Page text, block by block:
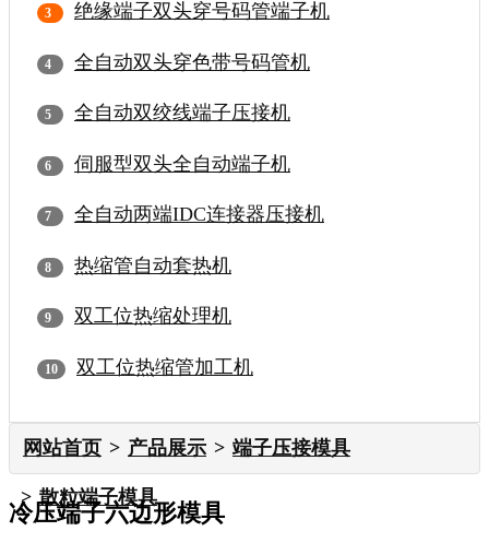
绝缘端子双头穿号码管端子机
全自动双头穿色带号码管机
全自动双绞线端子压接机
伺服型双头全自动端子机
全自动两端IDC连接器压接机
热缩管自动套热机
双工位热缩处理机
双工位热缩管加工机
网站首页 产品展示 端子压接模具
散粒端子模具
冷压端子六边形模具